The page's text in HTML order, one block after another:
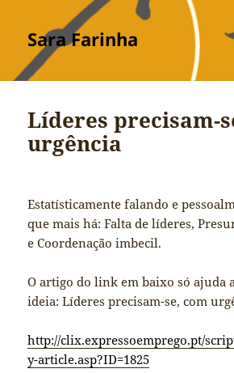
Sara Farinha
Líderes precisam-
urgência
Estatísticamente falando e
que mais há: Falta de líderes,
e Coordenação imbecil.
O artigo do link em baixo só ajuda
ideia: Líderes precisam-se, com
http://clix.expressoemprego.pt/
y-article.asp?ID=1825